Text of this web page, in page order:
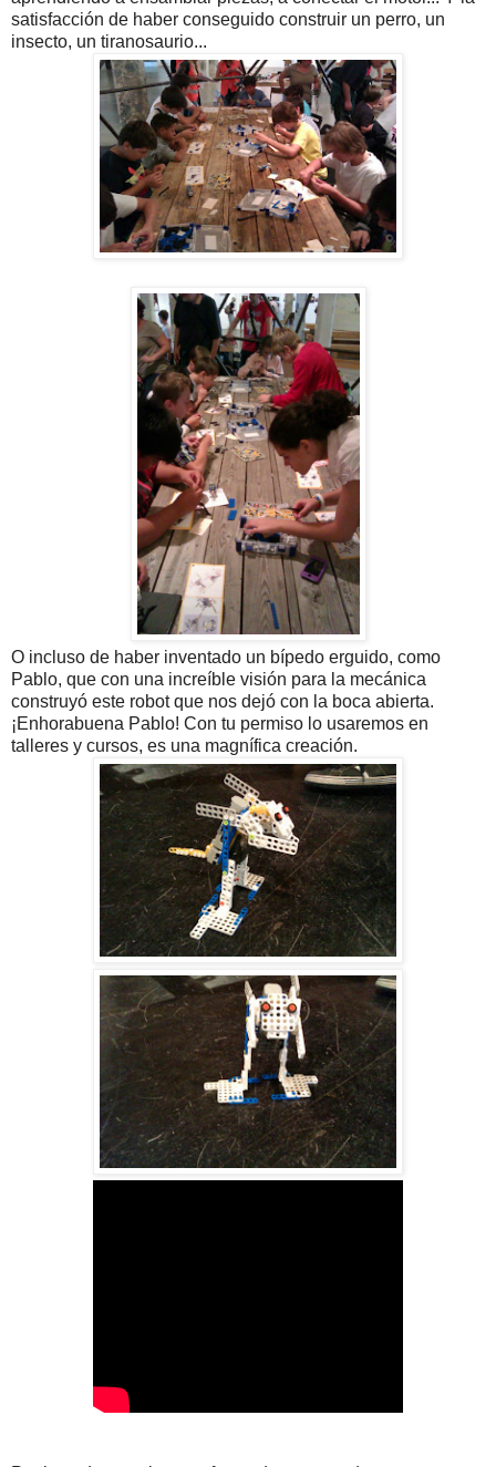
satisfacción de haber conseguido construir un perro, un
insecto, un tiranosaurio...
O incluso de haber inventado un bípedo erguido, como
Pablo, que con una increíble visión para la mecánica
construyó este robot que nos dejó con la boca abierta.
¡Enhorabuena Pablo! Con tu permiso lo usaremos en
talleres y cursos, es una magnífica creación.